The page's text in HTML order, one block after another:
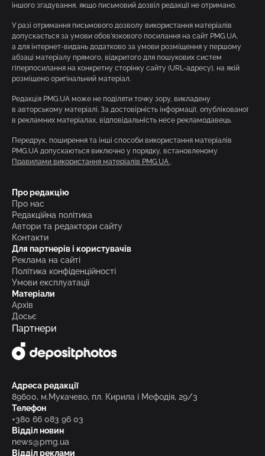
іншого згадування, якщо письмовий дозвіл редакції не отримано.
У разі отримання письмового дозволу використання матеріалів
допускається за умови обов’язкового посилання на сайт PMG.UA,
а для інтернет-видань додатково за умови розміщення у першому
абзаці матеріалу прямого, відкритого для пошукових систем
гіперпосилання на конкретну сторінку сайту (URL-адресу), на якій
розміщено оригінальний матеріал.
Редакція PMG.UA може не поділяти точку зору, викладену
в авторському матеріалі. За достовірність інформації, опублікованої
в рекламних матеріалах, відповідальність несе рекламодавець.
Передрук, поширення та інші способи використання матеріалів
PMG.UA допускаються виключно у порядку, встановленому
Правилами використання матеріалів PMG.UA .
Про редакцію
Про нас
Редакційна політика
Автори та редактори сайту
Контакти
Для партнерів і користувачів
Реклама на сайті
Політика конфіденційності
Умови експлуатації
Матеріали
Архів
Досьє
Партнери
Адреса редакції
89600, м.Мукачево, пл. Кирила і Мефодія, 29/3
Телефон
+380 66 083 96 03
Відділ новин
news@pmg.ua
Відділ реклами